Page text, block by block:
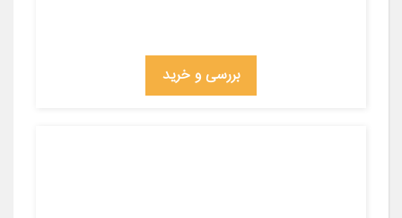
بررسی و خرید